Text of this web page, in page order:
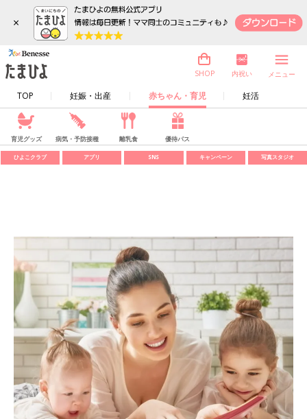
×
TOP 妊娠・出産 赤ちゃん・育児 妊活
SHOP 内祝い メニュー
育児グッズ 病気・予防接種 離乳食 優待パス
ひよこクラブ アプリ SNS キャンペーン 写真スタジオ